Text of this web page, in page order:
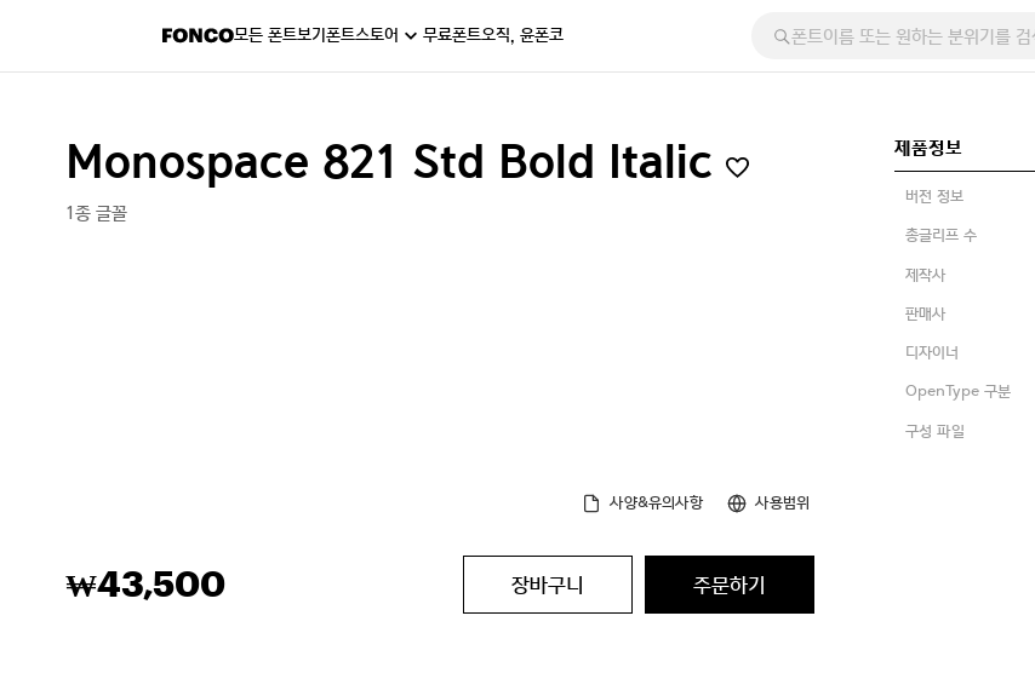
모든 폰트보기폰트스토어 무료폰트오직, 윤폰코
Monospace 821 Std Bold Italic
1종 글꼴
제품정보
버전 정보
총글리프 수
제작사
판매사
디자이너
OpenType 구분
구성 파일
사양&유의사항 사용범위
₩43,500 장바구니 주문하기